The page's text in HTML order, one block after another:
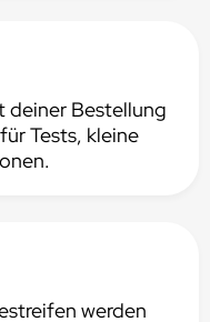
deiner Bestellung
Tests, kleine
werden